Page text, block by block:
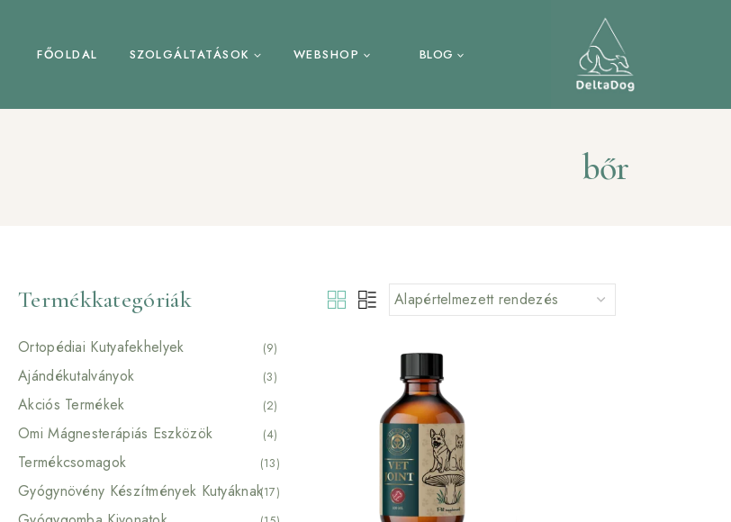
contentFŐOLDAL SZOLGÁLTATÁSOK WEBSHOP BLOG
bőr
Termékkategóriák
Ortopédiai Kutyafekhelyek (9)
Ajándékutalványok (3)
Akciós Termékek (2)
Omi Mágnesterápiás Eszközök (4)
Termékcsomagok (13)
Gyógynövény Készítmények Kutyáknak(17)